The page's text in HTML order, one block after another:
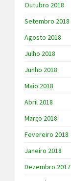
Outubro 2018
Setembro 2018
Agosto 2018
Julho 2018
Junho 2018
Maio 2018
Abril 2018
Março 2018
Fevereiro 2018
Janeiro 2018
Dezembro 2017